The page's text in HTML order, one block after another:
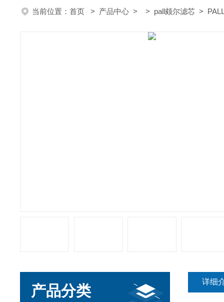
当前位置： 首页 > 产品中心 > > pall颇尔滤芯 >
产品分类
详细